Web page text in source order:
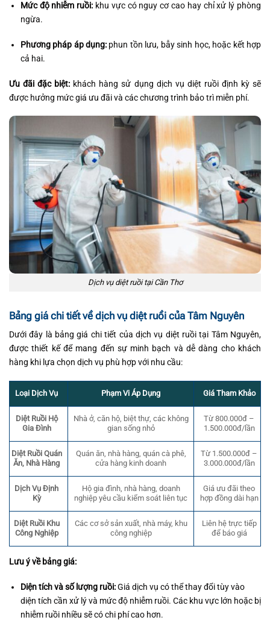
Mức độ nhiễm ruồi: khu vực có nguy cơ cao hay chỉ xử lý phòng
ngừa.
Phương pháp áp dụng: phun tồn lưu, bẫy sinh học, hoặc kết hợp
cả hai.
Ưu đãi đặc biệt: khách hàng sử dụng dịch vụ diệt ruồi định kỳ sẽ
được hưởng mức giá ưu đãi và các chương trình bảo trì miễn phí.
Dịch vụ diệt ruồi tại Cần Thơ
Bảng giá chi tiết về dịch vụ diệt ruồi của Tâm Nguyên
Dưới đây là bảng giá chi tiết của dịch vụ diệt ruồi tại Tâm Nguyên,
được thiết kế để mang đến sự minh bạch và dễ dàng cho khách
hàng khi lựa chọn dịch vụ phù hợp với nhu cầu:
Loại Dịch Vụ Phạm Vi Áp Dụng Giá Tham Khảo
Diệt Ruồi Hộ
Gia Đình
Nhà ở, căn hộ, biệt thự, các không
gian sống nhỏ
Từ 800.000đ –
1.500.000đ/lần
Diệt Ruồi Quán
Ăn, Nhà Hàng
Quán ăn, nhà hàng, quán cà phê,
cửa hàng kinh doanh
Từ 1.500.000đ –
3.000.000đ/lần
Dịch Vụ Định
Kỳ
Hộ gia đình, nhà hàng, doanh
nghiệp yêu cầu kiểm soát liên tục
Giá ưu đãi theo
hợp đồng dài hạn
Diệt Ruồi Khu
Công Nghiệp
Các cơ sở sản xuất, nhà máy, khu
công nghiệp
Liên hệ trực tiếp
để báo giá
Lưu ý về bảng giá:
Diện tích và số lượng ruồi:Giá dịch vụ có thể thay đổi tùy vào
diện tích cần xử lý và mức độ nhiễm ruồi. Các khu vực lớn hoặc bị
nhiễm ruồi nhiều sẽ có chi phí cao hơn.